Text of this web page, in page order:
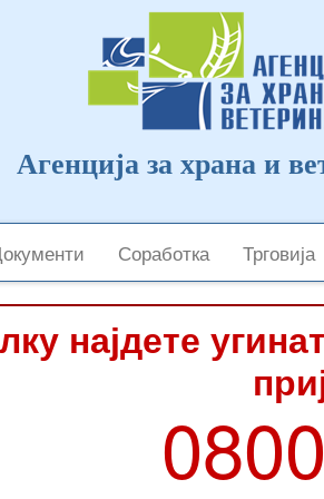
Агенција за храна и
Соработка Трговија
најдете